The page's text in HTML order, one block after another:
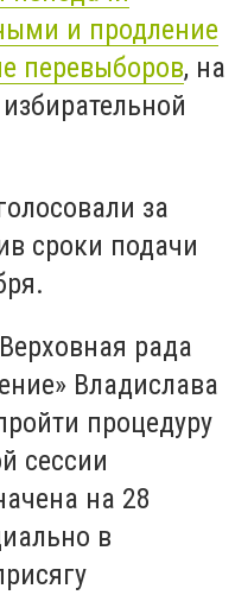
и продление
перевыборов, на
за
сроки подачи
рада
Владислава
процедуру
сессии
на 28
в